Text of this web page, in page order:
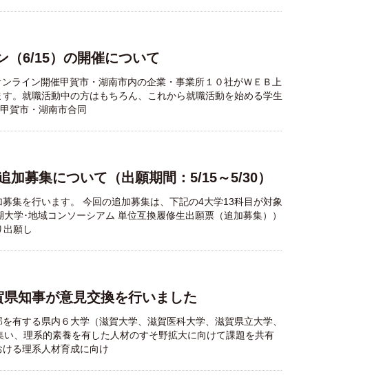
（6/15）の開催について
ライン開催甲賀市・湖南市内の企業・事業所１０社がＷＥＢ上
。就職活動中の方はもちろん、これから就職活動を始める学生
賀市・湖南市合同
加募集について（出願期間：5/15～5/30）
集を行います。 今回の追加募集は、下記の4大学13科目が対象
学･地域コンソーシアム 単位互換履修生出願票（追加募集））
出願し
知事が意見交換を行いました
有する県内６大学（滋賀大学、滋賀医科大学、滋賀県立大学、
、理系的素養を有した人材のすそ野拡大に向けて課題を共有
る理系人材育成に向け